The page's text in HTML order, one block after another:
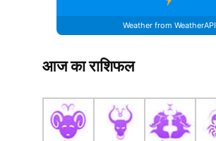
Weather from WeatherAPI
आज का राशिफल